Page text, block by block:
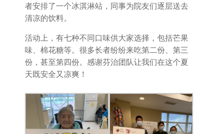
者安排了一个冰淇淋站，同事为院友们逐层送去
清凉的饮料。
活动上，有七种不同口味供大家选择，包括芒果
味、棉花糖等。很多长者纷纷来吃第二份、第三
份，甚至第四份。感谢芬治团队让我们在这个夏
天既安全又凉爽！